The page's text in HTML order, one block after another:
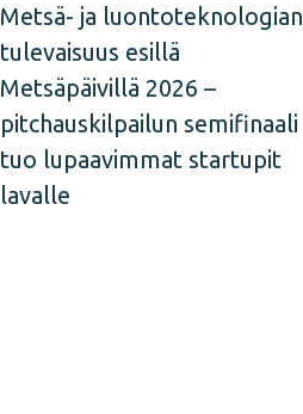
Metsä- ja luontoteknologian
tulevaisuus esillä
Metsäpäivillä 2026 –
pitchauskilpailun semifinaali
tuo lupaavimmat startupit
lavalle